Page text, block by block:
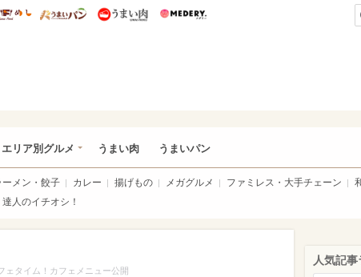
ィズニー特集
うまいめし うまいパン うまい肉
エリア別グルメ うまい肉 うまいパン
ーメン・餃子 カレー 揚げもの メガグルメ ファミレス・大手チェーン
達人のイチオシ！
ェタイム！カフェメニュー公開
人気記